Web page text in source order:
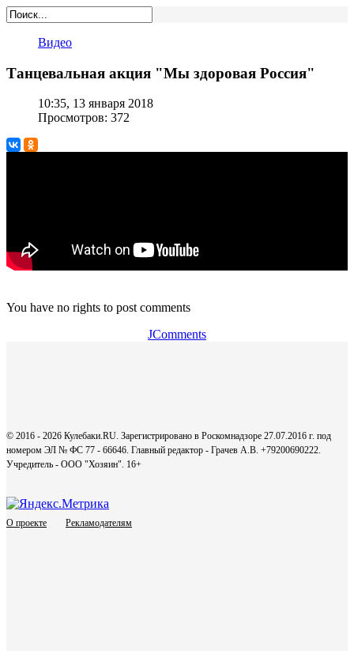
Видео
Танцевальная акция "Мы здоровая Россия"
10:35, 13 января 2018
Просмотров: 372
You have no rights to post comments
JComments
© 2016 - 2026 Кулебаки.RU. Зарегистрировано в Роскомнадзоре 27.07.2016 г. под
номером ЭЛ № ФС 77 - 66646. Главный редактор - Грачев А.В. +79200690222.
Учредитель - ООО "Хозяин". 16+
О проекте Рекламодателям